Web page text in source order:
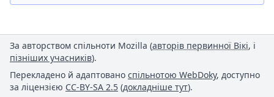
За авторством спільноти Mozilla (авторів первинної Вікі, і
пізніших учасників).
Перекладено й адаптовано спільнотою WebDoky, доступно
за ліцензією CC-BY-SA 2.5 (докладніше тут).